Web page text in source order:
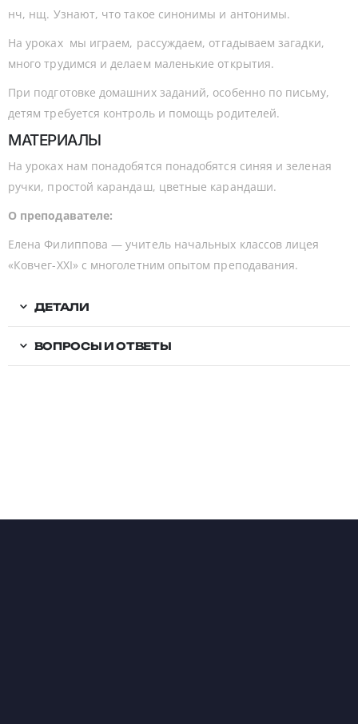
нч, нщ. Узнают, что такое синонимы и антонимы.
На уроках мы играем, рассуждаем, отгадываем загадки,
много трудимся и делаем маленькие открытия.
При подготовке домашних заданий, особенно по письму,
детям требуется контроль и помощь родителей.
МАТЕРИАЛЫ
На уроках нам понадобятся понадобятся синяя и зеленая
ручки, простой карандаш, цветные карандаши.
О преподавателе:
Елена Филиппова — учитель начальных классов лицея
«Ковчег-XXI» с многолетним опытом преподавания.
ДЕТАЛИ
ВОПРОСЫ И ОТВЕТЫ